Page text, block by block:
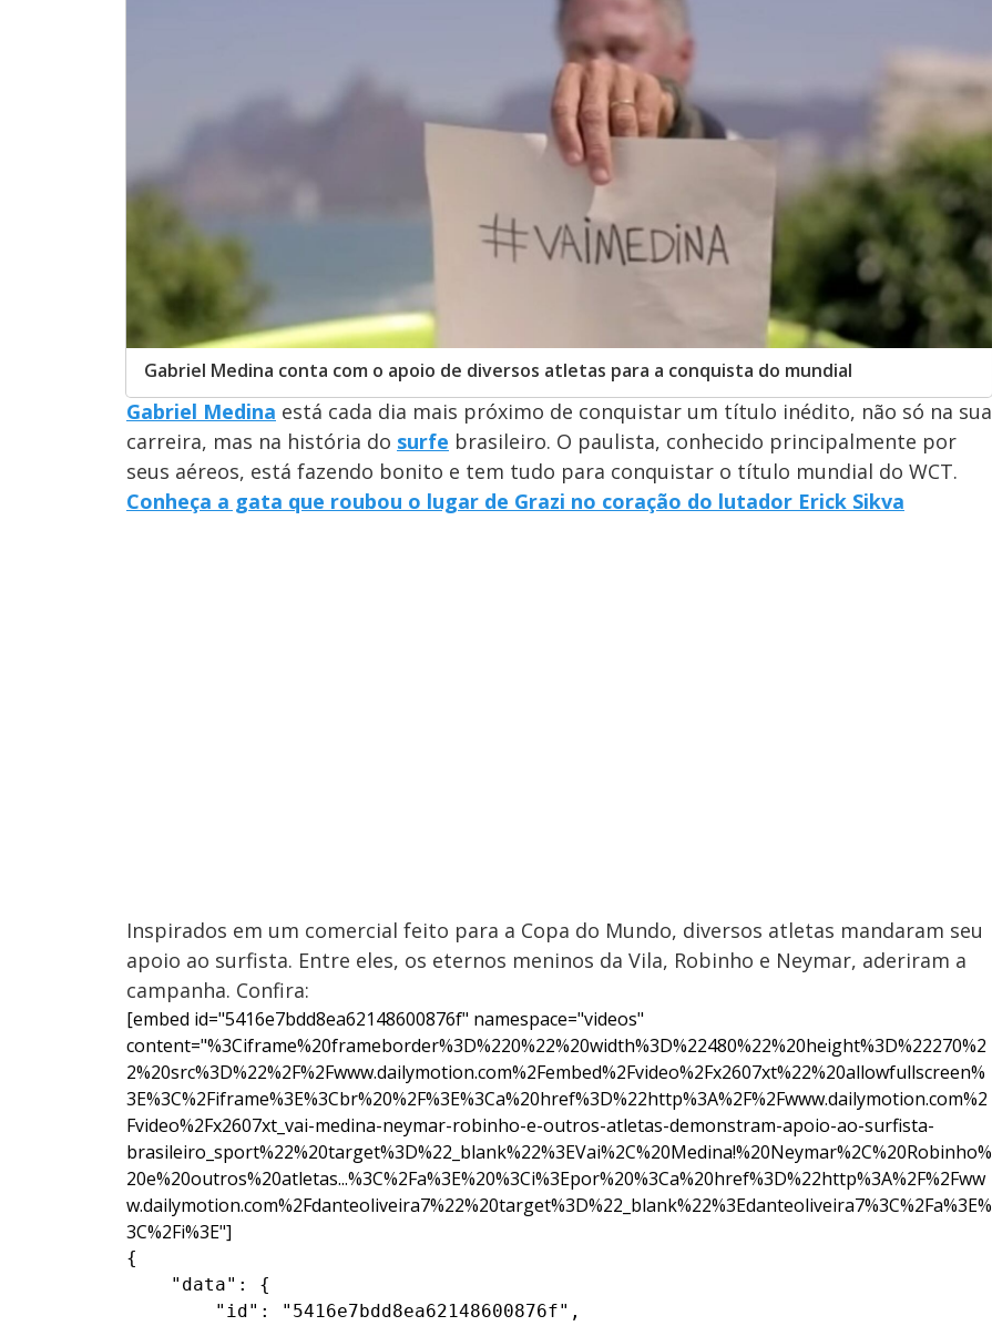
Gabriel Medina conta com o apoio de diversos atletas para a conquista do mundial
Gabriel Medina está cada dia mais próximo de conquistar um título inédito, não só na sua
carreira, mas na história do surfe brasileiro. O paulista, conhecido principalmente por
seus aéreos, está fazendo bonito e tem tudo para conquistar o título mundial do WCT.
Conheça a gata que roubou o lugar de Grazi no coração do lutador Erick Sikva
Inspirados em um comercial feito para a Copa do Mundo, diversos atletas mandaram seu
apoio ao surfista. Entre eles, os eternos meninos da Vila, Robinho e Neymar, aderiram a
campanha. Confira:
[embed id="5416e7bdd8ea62148600876f" namespace="videos"
content="%3Ciframe%20frameborder%3D%220%22%20width%3D%22480%22%20height%3D%22270%2
2%20src%3D%22%2F%2Fwww.dailymotion.com%2Fembed%2Fvideo%2Fx2607xt%22%20allowfullscreen%
3E%3C%2Fiframe%3E%3Cbr%20%2F%3E%3Ca%20href%3D%22http%3A%2F%2Fwww.dailymotion.com%2
Fvideo%2Fx2607xt_vai-medina-neymar-robinho-e-outros-atletas-demonstram-apoio-ao-surfista-
brasileiro_sport%22%20target%3D%22_blank%22%3EVai%2C%20Medina!%20Neymar%2C%20Robinho%
20e%20outros%20atletas...%3C%2Fa%3E%20%3Ci%3Epor%20%3Ca%20href%3D%22http%3A%2F%2Fww
w.dailymotion.com%2Fdanteoliveira7%22%20target%3D%22_blank%22%3Edanteoliveira7%3C%2Fa%3E%
3C%2Fi%3E"]
{
    "data": {
        "id": "5416e7bdd8ea62148600876f",